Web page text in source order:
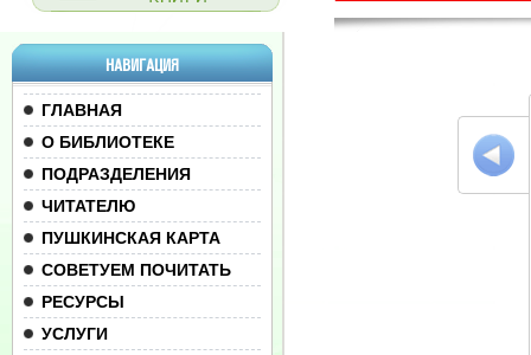
НАВИГАЦИЯ
ГЛАВНАЯ
О БИБЛИОТЕКЕ
ПОДРАЗДЕЛЕНИЯ
ЧИТАТЕЛЮ
ПУШКИНСКАЯ КАРТА
СОВЕТУЕМ ПОЧИТАТЬ
РЕСУРСЫ
УСЛУГИ